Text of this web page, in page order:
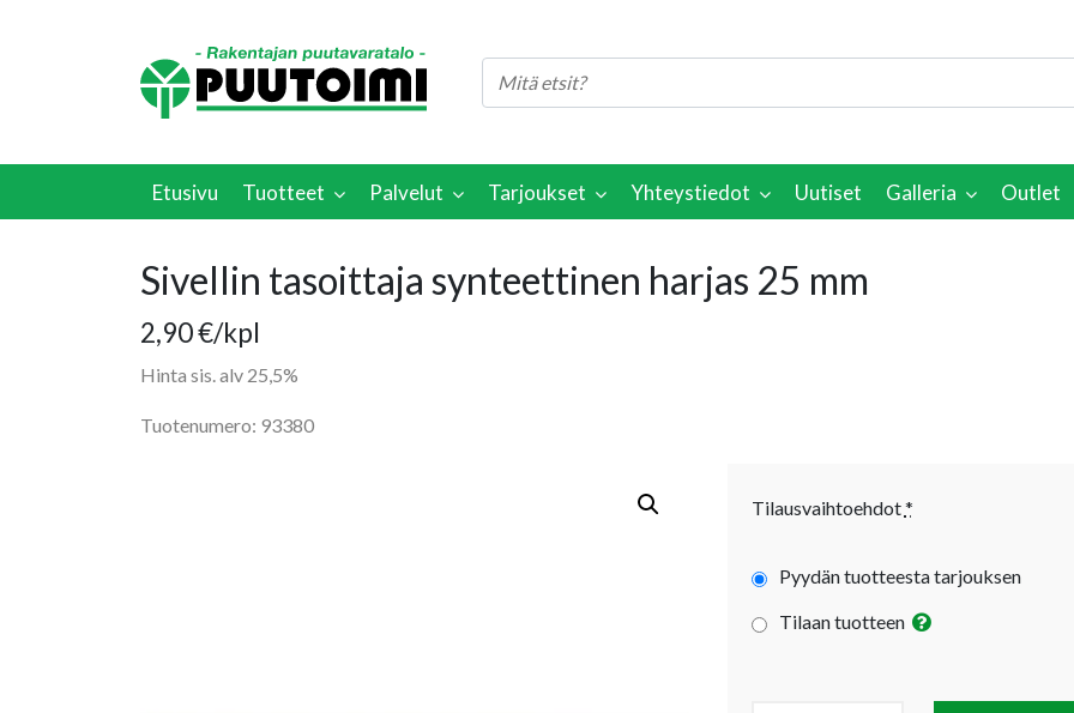
Etusivu Tuotteet Palvelut Tarjoukset Yhteystiedot Uutiset Galleria Outlet
Sivellin tasoittaja synteettinen harjas 25 mm
2,90€/kpl
Hinta sis. alv 25,5%
Tuotenumero: 93380
Tilausvaihtoehdot*
Pyydän tuotteesta tarjouksen
Tilaan tuotteen